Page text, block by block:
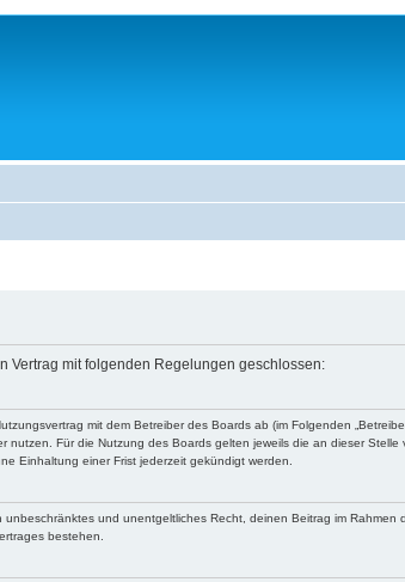
Vertrag mit folgenden Regelungen geschlossen:
mit dem Betreiber des Boards ab (im Folgenden
Für die Nutzung des Boards gelten jeweils die an dieser Stelle
Einhaltung einer Frist jederzeit gekündigt werden.
und unentgeltliches Recht, deinen Beitrag im Rahmen
bestehen.